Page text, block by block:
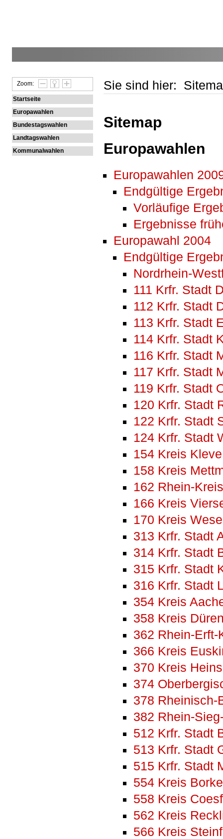
Zoom:
Startseite
Europawahlen
Bundestagswahlen
Landtagswahlen
Kommunalwahlen
Sie sind hier:
Sitemap
Europawahlen
Europawahlen
Endgültige
Vorläufige
Ergebnisse
Europawahl 2004
Endgültige
Nordrhein-
111 Krfr. Stadt
112 Krfr. Stadt
113 Krfr. Stadt
114 Krfr. Stadt
116 Krfr. Stadt
117 Krfr. Stadt
119 Krfr. Stadt
120 Krfr. Stadt
122 Krfr. Stadt
124 Krfr. Stadt
154 Kreis Kleve
158 Kreis
162 Rhein-
166 Kreis
170 Kreis
313 Krfr. Stadt
314 Krfr. Stadt
315 Krfr. Stadt
316 Krfr. Stadt
354 Kreis
358 Kreis
362 Rhein-Erft-
366 Kreis
370 Kreis
374
378 Rheinisch-
382 Rhein-
512 Krfr. Stadt
513 Krfr. Stadt
515 Krfr. Stadt
554 Kreis
558 Kreis
562 Kreis
566 Kreis